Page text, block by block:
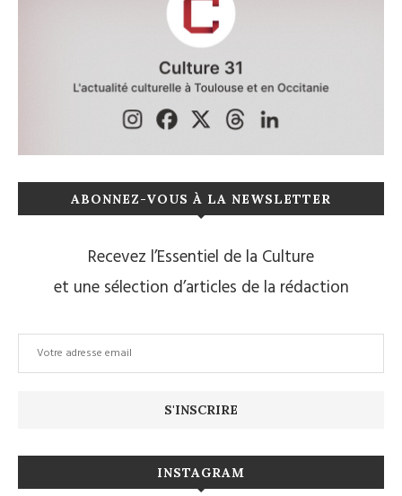
ABONNEZ-VOUS À LA NEWSLETTER
Recevez l’Essentiel de la Culture
et une sélection d’articles de la rédaction
INSTAGRAM